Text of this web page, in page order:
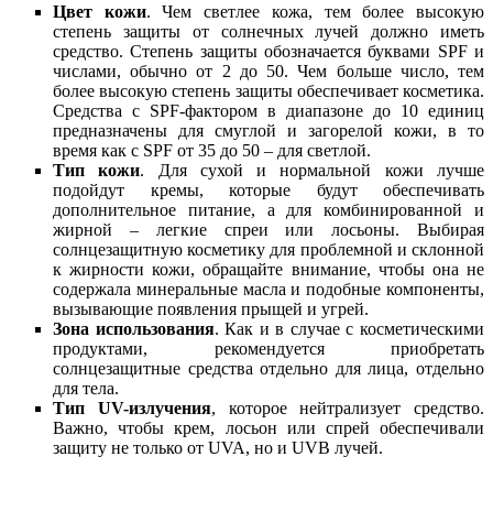
Цвет кожи. Чем светлее кожа, тем более высокую
степень защиты от солнечных лучей должно иметь
средство. Степень защиты обозначается буквами SPF и
числами, обычно от 2 до 50. Чем больше число, тем
более высокую степень защиты обеспечивает косметика.
Средства с SPF-фактором в диапазоне до 10 единиц
предназначены для смуглой и загорелой кожи, в то
время как с SPF от 35 до 50 – для светлой.
Тип кожи. Для сухой и нормальной кожи лучше
подойдут кремы, которые будут обеспечивать
дополнительное питание, а для комбинированной и
жирной – легкие спреи или лосьоны. Выбирая
солнцезащитную косметику для проблемной и склонной
к жирности кожи, обращайте внимание, чтобы она не
содержала минеральные масла и подобные компоненты,
вызывающие появления прыщей и угрей.
Зона использования. Как и в случае с косметическими
продуктами, рекомендуется приобретать
солнцезащитные средства отдельно для лица, отдельно
для тела.
Тип UV-излучения, которое нейтрализует средство.
Важно, чтобы крем, лосьон или спрей обеспечивали
защиту не только от UVA, но и UVB лучей.